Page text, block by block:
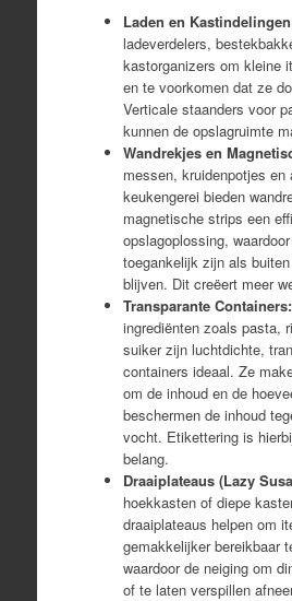
Laden en
ladeverdelers,
kastorganizers om kleine
en te voorkomen dat ze
Verticale staanders voor
kunnen de opslagruimte
Wandrekjes en
messen, kruidenpotjes en
keukengerei bieden
magnetische strips een
opslagoplossing,
toegankelijk zijn als
blijven. Dit creëert meer
Transparante Containers:
ingrediënten zoals pasta,
suiker zijn luchtdichte,
containers ideaal. Ze
om de inhoud en de
beschermen de inhoud
vocht. Etikettering is
belang.
Draaiplateaus (Lazy
hoekkasten of diepe
draaiplateaus helpen om
gemakkelijker bereikbaar
waardoor de neiging om
of te laten verspillen